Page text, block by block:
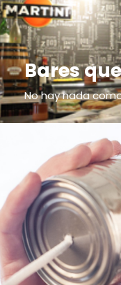
Bares
No hay nada